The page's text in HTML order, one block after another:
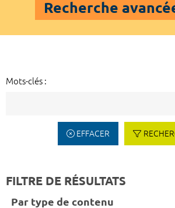
Recherche
Mots-clés :
EFFACER
FILTRE DE RÉSULTATS
Par type de contenu